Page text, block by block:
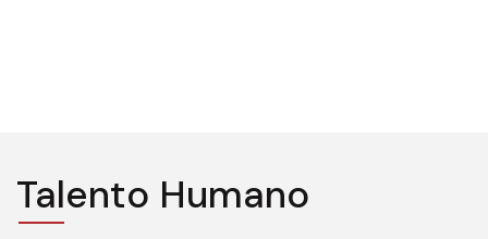
Talento Humano